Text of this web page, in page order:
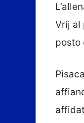
Vrij al
posto